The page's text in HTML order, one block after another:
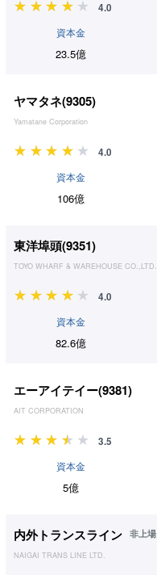
4.0
資本金
23.5億
ヤマタネ(9305)
Yamatane Corporation
4.0
資本金
106億
東洋埠頭(9351)
TOYO WHARF & WAREHOUSE CO.,LTD.
4.0
資本金
82.6億
エーアイテイー(9381)
AIT CORPORATION
3.5
資本金
5億
内外トランスライン 非上場
NAIGAI TRANS LINE LTD.